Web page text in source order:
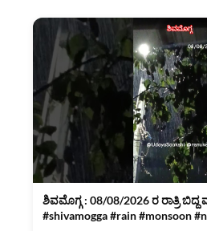
ಶಿವಮೊಗ್ಗ : 08/08/2026 ರ ರಾತ್ರಿ
#shivamogga #rain #monsoon